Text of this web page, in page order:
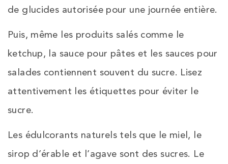
de glucides autorisée pour une journée entière.
Puis, même les produits salés comme le
ketchup, la sauce pour pâtes et les sauces pour
salades contiennent souvent du sucre. Lisez
attentivement les étiquettes pour éviter le
sucre.
Les édulcorants naturels tels que le miel, le
sirop d’érable et l’agave sont des sucres. Le